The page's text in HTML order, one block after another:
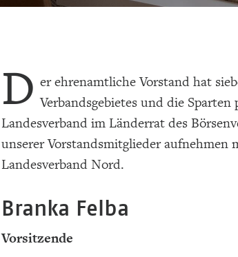
D er ehrenamtliche Vorstand hat
Verbandsgebietes und die
Landesverband im Länderrat des
unserer Vorstandsmitglieder aufnehmen
Landesverband Nord.
Branka Felba
Vorsitzende